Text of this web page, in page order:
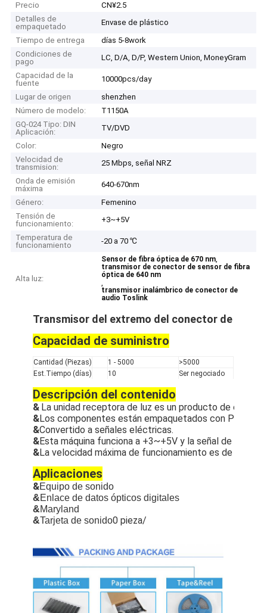
Precio
CN¥2.5
Detalles de
empaquetado
Envase de plástico
Tiempo de entrega
días 5-8work
Condiciones de
pago
LC, D/A, D/P, Western Union, MoneyGram
Capacidad de la
fuente
10000pcs/day
Lugar de origen
shenzhen
Número de modelo:
T1150A
GQ-024 Tipo: DIN
Aplicación:
TV/DVD
Color:
Negro
Velocidad de
transmision:
25 Mbps, señal NRZ
Onda de emisión
máxima
640-670nm
Género:
Femenino
Tensión de
funcionamiento:
+3~+5V
Temperatura de
funcionamiento
-20 a 70 ℃
Alta luz:
Sensor de fibra óptica de 670 nm,
transmisor de conector de sensor de fibra
óptica de 640 nm
,
transmisor inalámbrico de conector de
audio Toslink
Transmisor del extremo del conector de
Capacidad de suministro
Cantidad (Piezas) 1 - 5000
>5000
Est.Tiempo (días)
10 Ser negociado
Descripción del contenido
& La unidad receptora de luz es un producto de
&Los componentes están empaquetados con PD y
&Convertido a señales eléctricas.
&Esta máquina funciona a +3~+5V y la señal de
&La velocidad máxima de funcionamiento es de 25
Aplicaciones
&Equipo de sonido
&Enlace de datos ópticos digitales
&Maryland
&Tarjeta de sonido0 pieza/